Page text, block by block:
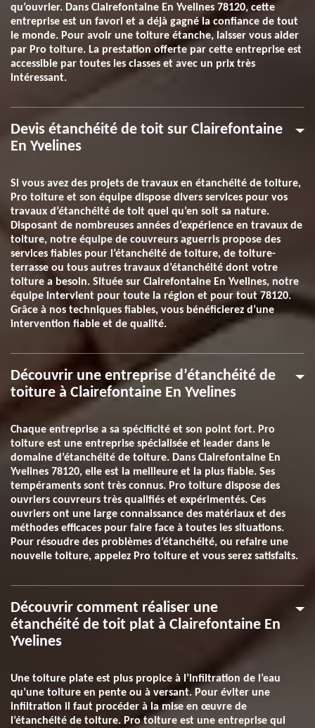
qu’ouvrier. Dans Clairefontaine En Yvelines 78120, cette
entreprise est un favori et a déjà gagné la confiance de tout
le monde. Pour avoir une toiture étanche, laisser vous aider
par Pro toiture. La prestation offerte par cette entreprise est
accessible par toutes les classes et avec un prix très
intéressant.
Devis étanchéité de toit sur Clairefontaine
En Yvelines
Si vous avez des projets de travaux en étanchéité de toiture,
Pro toiture et son équipe dispose divers services pour vos
travaux d’étanchéité de toit quel qu’en soit sa nature.
Disposant de nombreuses années d’expérience en travaux de
toiture, notre équipe de couvreurs aguerris propose des
services fiables pour l’étanchéité de toiture, de toiture-
terrasse ou tous autres travaux d’étanchéité dont votre
toiture a besoin. Située sur Clairefontaine En Yvelines, notre
équipe intervient pour toute la région et pour tout 78120.
Grâce à nos techniques fiables, vous bénéficierez d’une
intervention fiable et de qualité.
Découvrir une entreprise d’étanchéité de
toiture à Clairefontaine En Yvelines
Chaque entreprise a sa spécificité et son point fort. Pro
toiture est une entreprise spécialisée et leader dans le
domaine d’étanchéité de toiture. Dans Clairefontaine En
Yvelines 78120, elle est la meilleure et la plus fiable. Ses
tempéraments sont très connus. Pro toiture dispose des
ouvriers couvreurs très qualifiés et expérimentés. Ces
ouvriers ont une large connaissance des matériaux et des
méthodes efficaces pour faire face à toutes les situations.
Pour résoudre des problèmes d’étanchéité, ou refaire une
nouvelle toiture, appelez Pro toiture et vous serez satisfaits.
Découvrir comment réaliser une
étanchéité de toit plat à Clairefontaine En
Yvelines
Une toiture plate est plus propice à l’infiltration de l’eau
qu’une toiture en pente ou à versant. Pour éviter une
infiltration il faut procéder à la mise en œuvre de
l’étanchéité de toiture. Pro toiture est une entreprise qui